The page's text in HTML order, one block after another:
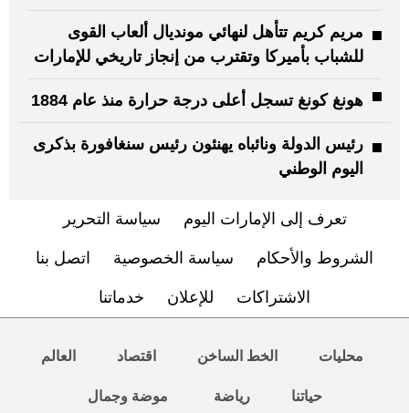
مريم كريم تتأهل لنهائي مونديال ألعاب القوى
للشباب بأميركا وتقترب من إنجاز تاريخي للإمارات
هونغ كونغ تسجل أعلى درجة حرارة منذ عام 1884
رئيس الدولة ونائباه يهنئون رئيس سنغافورة بذكرى
اليوم الوطني
تعرف إلى الإمارات اليوم سياسة التحرير
الشروط والأحكام سياسة الخصوصية اتصل بنا
الاشتراكات للإعلان خدماتنا
محليات الخط الساخن اقتصاد العالم
حياتنا رياضة موضة وجمال